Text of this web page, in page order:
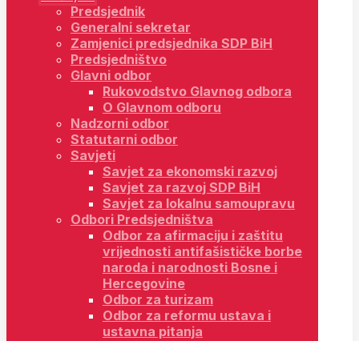
Predsjednik
Generalni sekretar
Zamjenici predsjednika SDP BiH
Predsjedništvo
Glavni odbor
Rukovodstvo Glavnog odbora
O Glavnom odboru
Nadzorni odbor
Statutarni odbor
Savjeti
Savjet za ekonomski razvoj
Savjet za razvoj SDP BiH
Savjet za lokalnu samoupravu
Odbori Predsjedništva
Odbor za afirmaciju i zaštitu
vrijednosti antifašističke borbe
naroda i narodnosti Bosne i
Hercegovine
Odbor za turizam
Odbor za reformu ustava i
ustavna pitanja